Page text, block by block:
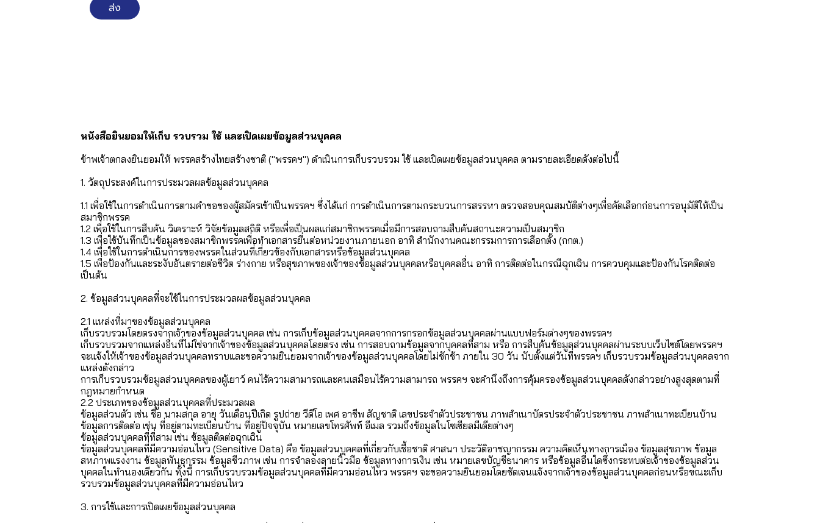
ส่ง
หนังสือยินยอมให้เก็บ รวบรวม ใช้ และเปิดเผยข้อมูลส่วนบุคคล
ข้าพเจ้าตกลงยินยอมให้ พรรคสร้างไทยสร้างชาติ ("พรรคฯ") ดำเนินการเก็บรวบรวม ใช้ และเปิดเผยข้อมูลส่วนบุคคล ตามรายละเอียดดังต่อไปนี้
1. วัตถุประสงค์ในการประมวลผลข้อมูลส่วนบุคคล
1.1 เพื่อใช้ในการดำเนินการตามคำขอของผู้สมัครเข้าเป็นพรรคฯ ซึ่งได้แก่ การดำเนินการตามกระบวนการสรรหา ตรวจสอบคุณสมบัติต่างๆเพื่อคัดเลือกก่อนการอนุมัติให้เป็น
สมาชิกพรรค
1.2 เพื่อใช้ในการสืบค้น วิเคราะห์ วิจัยข้อมูลสถิติ หรือเพื่อเป็นผลแก่สมาชิกพรรคเมื่อมีการสอบถามสืบค้นสถานะความเป็นสมาชิก
1.3 เพื่อใช้บันทึกเป็นข้อมูลของสมาชิกพรรคเพื่อทำเอกสารยื่นต่อหน่วยงานภายนอก อาทิ สำนักงานคณะกรรมการการเลือกตั้ง (กกต.)
1.4 เพื่อใช้ในการดำเนินการของพรรคในส่วนที่เกี่ยวข้องกับเอกสารหรือข้อมูลส่วนบุคคล
1.5 เพื่อป้องกันและระงับอันตรายต่อชีวิต ร่างกาย หรือสุขภาพของเจ้าของข้อมูลส่วนบุคคลหรือบุคคลอื่น อาทิ การติดต่อในกรณีฉุกเฉิน การควบคุมและป้องกันโรคติดต่อ
เป็นต้น
2. ข้อมูลส่วนบุคคลที่จะใช้ในการประมวลผลข้อมูลส่วนบุคคล
2.1 แหล่งที่มาของข้อมูลส่วนบุคคล
เก็บรวบรวมโดยตรงจากเจ้าของข้อมูลส่วนบุคคล เช่น การเก็บข้อมูลส่วนบุคคลจากการกรอกข้อมูลส่วนบุคคลผ่านแบบฟอร์มต่างๆของพรรคฯ
เก็บรวบรวมจากแหล่งอื่นที่ไม่ใช่จากเจ้าของข้อมูลส่วนบุคคลโดยตรง เช่น การสอบถามข้อมูลจากบุคคลที่สาม หรือ การสืบค้นข้อมูลส่วนบุคคลผ่านระบบเว็บไซต์โดยพรรคฯ
จะแจ้งให้เจ้าของข้อมูลส่วนบุคคลทราบและขอความยินยอมจากเจ้าของข้อมูลส่วนบุคคลโดยไม่ชักช้า ภายใน 30 วัน นับตั้งแต่วันที่พรรคฯ เก็บรวบรวมข้อมูลส่วนบุคคลจาก
แหล่งดังกล่าว
การเก็บรวบรวมข้อมูลส่วนบุคคลของผู้เยาว์ คนไร้ความสามารถและคนเสมือนไร้ความสามารถ พรรคฯ จะคำนึงถึงการคุ้มครองข้อมูลส่วนบุคคลดังกล่าวอย่างสูงสุดตามที่
กฎหมายกำหนด
2.2 ประเภทของข้อมูลส่วนบุคคลที่ประมวลผล
ข้อมูลส่วนตัว เช่น ชื่อ นามสกุล อายุ วันเดือนปีเกิด รูปถ่าย วีดีโอ เพศ อาชีพ สัญชาติ เลขประจำตัวประชาชน ภาพสำเนาบัตรประจำตัวประชาชน ภาพสำเนาทะเบียนบ้าน
ข้อมูลการติดต่อ เช่น ที่อยู่ตามทะเบียนบ้าน ที่อยู่ปัจจุบัน หมายเลขโทรศัพท์ อีเมล รวมถึงข้อมูลในโซเซียลมีเดียต่างๆ
ข้อมูลส่วนบุคคลที่ที่สาม เช่น ข้อมูลติดต่อฉุกเฉิน
ข้อมูลส่วนบุคคลที่มีความอ่อนไหว (Sensitive Data) คือ ข้อมูลส่วนบุคคลที่เกี่ยวกับเชื้อชาติ ศาสนา ประวัติอาชญากรรม ความคิดเห็นทางการเมือง ข้อมูลสุขภาพ ข้อมูล
สหภาพแรงงาน ข้อมูลพันธุกรรม ข้อมูลชีวภาพ เช่น การจำลองลายนิ้วมือ ข้อมูลทางการเงิน เช่น หมายเลขบัญชีธนาคาร หรือข้อมูลอื่นใดซึ่งกระทบต่อเจ้าของข้อมูลส่วน
บุคคลในทำนองเดียวกัน ทั้งนี้ การเก็บรวบรวมข้อมูลส่วนบุคคลที่มีความอ่อนไหว พรรคฯ จะขอความยินยอมโดยชัดเจนแจ้งจากเจ้าของข้อมูลส่วนบุคคลก่อนหรือขณะเก็บ
รวบรวมข้อมูลส่วนบุคคลที่มีความอ่อนไหว
3. การใช้และการเปิดเผยข้อมูลส่วนบุคคล